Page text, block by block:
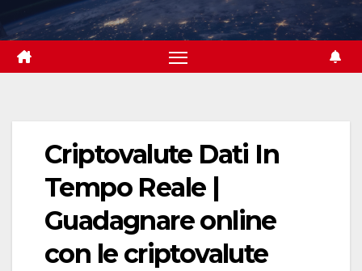
to
content
Criptovalute Dati In
Tempo Reale |
Guadagnare online
con le criptovalute